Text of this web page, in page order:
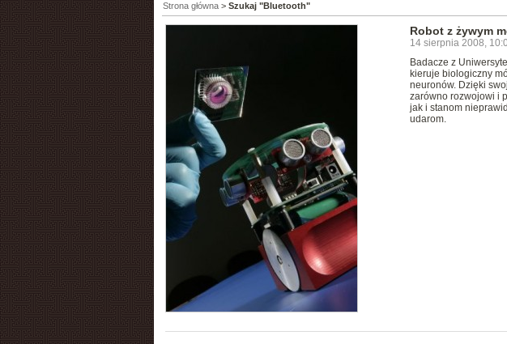
Strona główna> Szukaj "Bluetooth"
Robot z żywym
14 sierpnia 2008,
Badacze z
kieruje biologiczny
neuronów. Dzięki
zarówno rozwojowi i
jak i stanom
udarom.